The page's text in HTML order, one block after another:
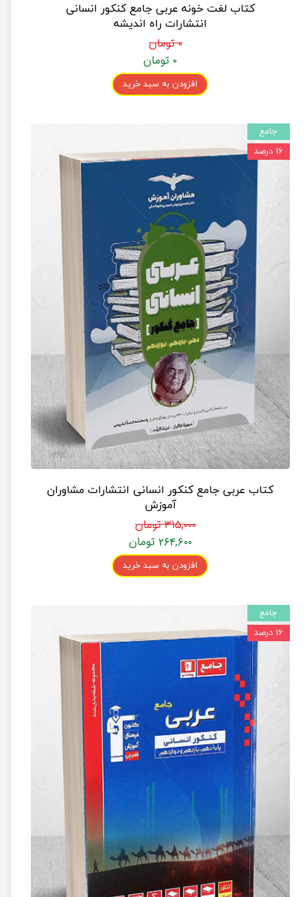
کتاب لغت خونه عربی جامع کنکور انسانی
انتشارات راه اندیشه
۰ تومان
۰ تومان
افزودن به سبد خرید
کتاب عربی جامع کنکور انسانی انتشارات مشاوران
آموزش
۳۱۵,۰۰۰ تومان
۲۶۴,۶۰۰ تومان
افزودن به سبد خرید
جامع
۱۶ درصد
جامع
۱۶ درصد